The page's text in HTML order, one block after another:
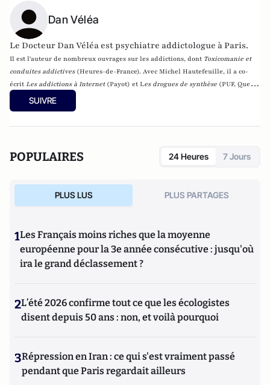
Dan Véléa
Le Docteur Dan Véléa est psychiatre addictologue à Paris.
Il est l'auteur de nombreux ouvrages sur les addictions, dont Toxicomanie et
conduites addictives(Heures-de-France). Avec Michel Hautefeuille, il a co-
écrit Les addictions à Internet(Payot) et Les drogues de synthèse (PUF, Que
sais-je ?, Paris, 2002).
SUIVRE
POPULAIRES 24 Heures 7 Jours
PLUS LUS PLUS PARTAGES
1Les Français moins riches que la moyenne
européenne pour la 3e année consécutive : jusqu'où
ira le grand déclassement ?
2L’été 2026 confirme tout ce que les écologistes
disent depuis 50 ans : non, et voilà pourquoi
3Répression en Iran : ce qui s'est vraiment passé
pendant que Paris regardait ailleurs